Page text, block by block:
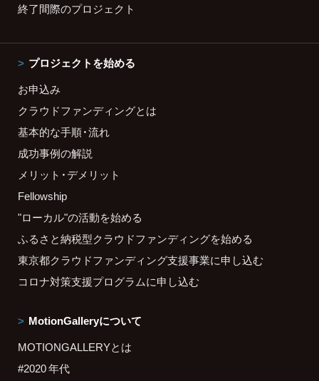
終了間際のプロジェクト
プロジェクトを始める
お申込み
クラウドファンディングとは
基本的な手順・流れ
成功事例の解説
メリット・デメリット
Fellowship
"ローカル"の活動を始める
ふるさと納税型クラウドファンディングを始める
東京都クラウドファンディング支援事業に申し込む
コロナ対策支援プログラムに申し込む
MotionGalleryについて
MOTIONGALLERYとは
#2020 年代